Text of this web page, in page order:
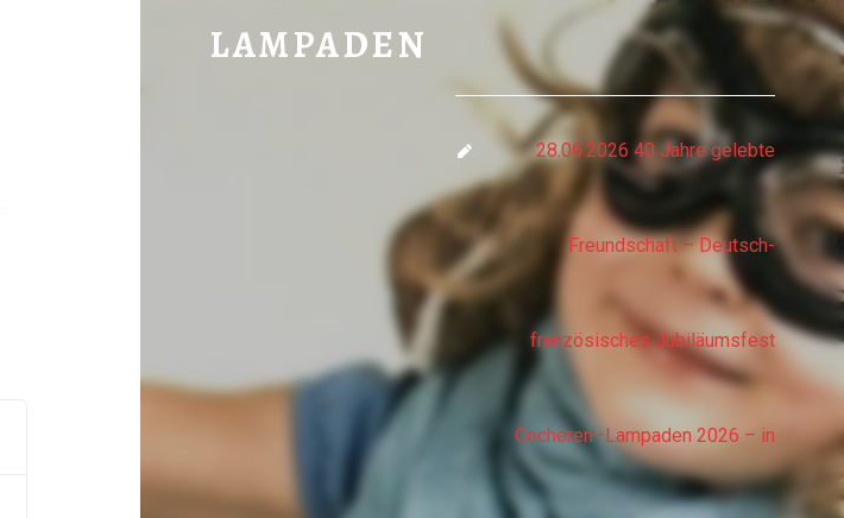
LAMPADEN
28.06.2026 40 Jahre gelebte
Freundschaft – Deutsch-
französisches Jubiläumsfest
Cocheren–Lampaden 2026 – in